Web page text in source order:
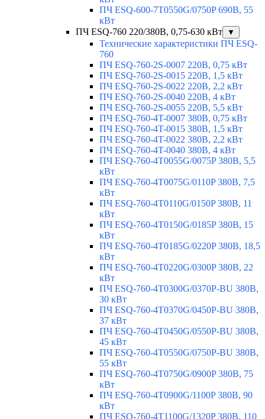
ПЧ ESQ-600-7T0550G/0750P 690В, 55
кВт
ПЧ ESQ-760 220/380В, 0,75-630 кВт
▼
Технические характеристики ПЧ ESQ-
760
ПЧ ESQ-760-2S-0007 220В, 0,75 кВт
ПЧ ESQ-760-2S-0015 220В, 1,5 кВт
ПЧ ESQ-760-2S-0022 220В, 2,2 кВт
ПЧ ESQ-760-2S-0040 220В, 4 кВт
ПЧ ESQ-760-2S-0055 220В, 5,5 кВт
ПЧ ESQ-760-4T-0007 380В, 0,75 кВт
ПЧ ESQ-760-4T-0015 380В, 1,5 кВт
ПЧ ESQ-760-4T-0022 380В, 2,2 кВт
ПЧ ESQ-760-4T-0040 380В, 4 кВт
ПЧ ESQ-760-4T0055G/0075P 380В, 5,5
кВт
ПЧ ESQ-760-4T0075G/0110P 380В, 7,5
кВт
ПЧ ESQ-760-4T0110G/0150P 380В, 11
кВт
ПЧ ESQ-760-4T0150G/0185P 380В, 15
кВт
ПЧ ESQ-760-4T0185G/0220P 380В, 18,5
кВт
ПЧ ESQ-760-4T0220G/0300P 380В, 22
кВт
ПЧ ESQ-760-4T0300G/0370P-BU 380В,
30 кВт
ПЧ ESQ-760-4T0370G/0450P-BU 380В,
37 кВт
ПЧ ESQ-760-4T0450G/0550P-BU 380В,
45 кВт
ПЧ ESQ-760-4T0550G/0750P-BU 380В,
55 кВт
ПЧ ESQ-760-4T0750G/0900P 380В, 75
кВт
ПЧ ESQ-760-4T0900G/1100P 380В, 90
кВт
ПЧ ESQ-760-4T1100G/1320P 380В, 110